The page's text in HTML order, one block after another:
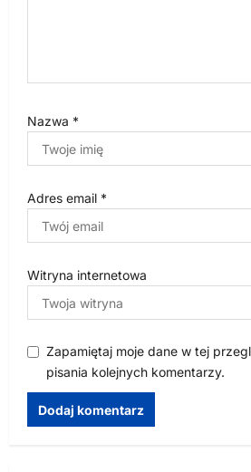
Nazwa *
Adres email *
Witryna internetowa
Zapamiętaj moje dane w tej
pisania kolejnych komentarzy.